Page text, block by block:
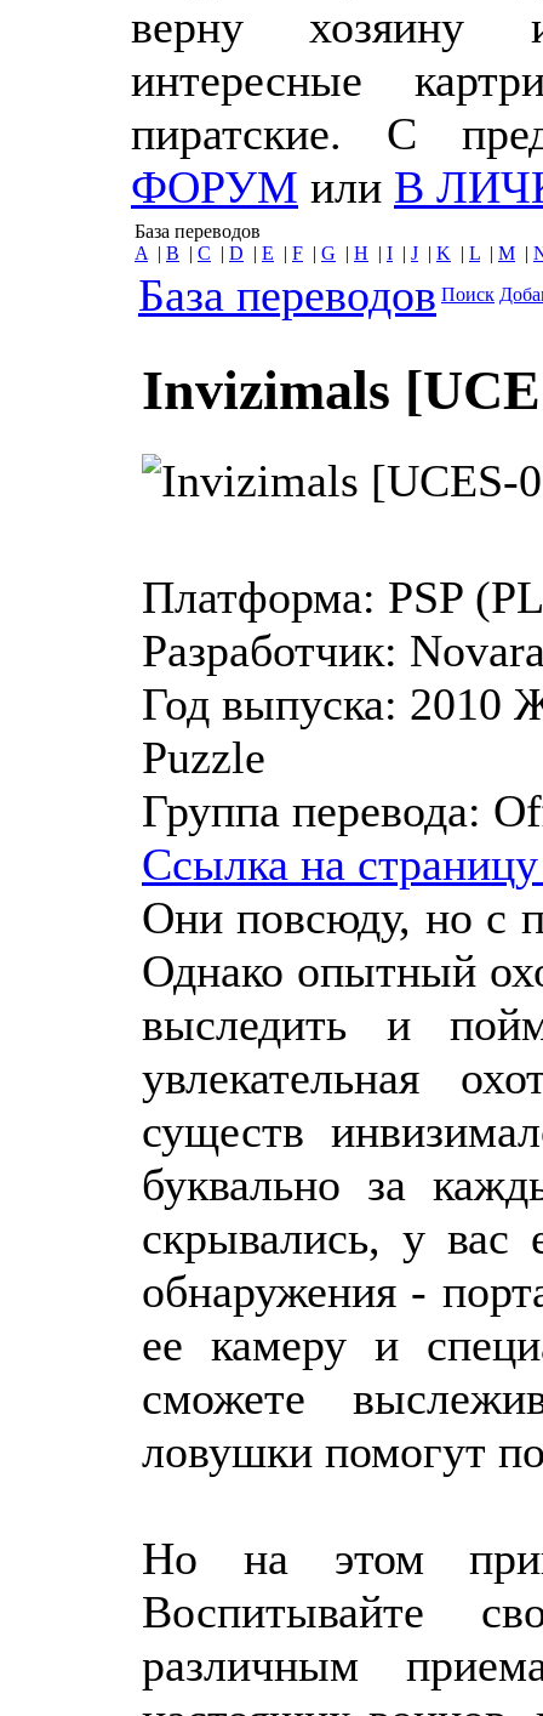
верну хозяину
интересные
пиратские. С
ФОРУМ или В
База переводов
A | B | C | D | E | F | G | H | I | J | K | L | M |
База переводов Поиск
Invizimals
Платформа: PSP
Разработчик:
Год выпуска: 2010
Puzzle
Группа перевода:
Ссылка на
Они повсюду, но с
Однако опытный
выследить и
увлекательная
существ
буквально за
скрывались, у вас
обнаружения -
ее камеру и
сможете
ловушки помогут
Но на этом
Воспитывайте
различным